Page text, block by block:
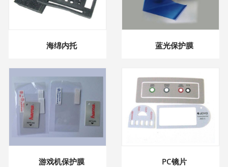
海绵内托 蓝光保护膜
游戏机保护膜 PC镜片